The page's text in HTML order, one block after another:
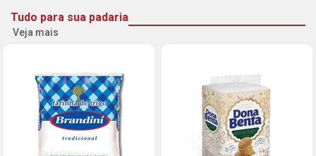
Tudo para sua padaria
Veja mais